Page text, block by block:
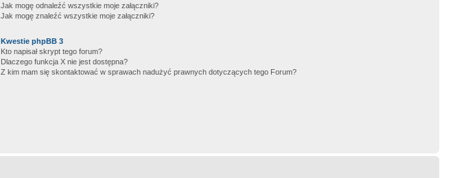
Jak mogę odnaleźć wszystkie moje załączniki?
Jak mogę znaleźć wszystkie moje załączniki?
Kwestie phpBB 3
Kto napisał skrypt tego forum?
Dlaczego funkcja X nie jest dostępna?
Z kim mam się skontaktować w sprawach nadużyć prawnych dotyczących tego Forum?